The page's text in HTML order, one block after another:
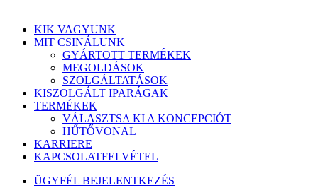
Menü
bezárása
KIK VAGYUNK
MIT CSINÁLUNK
GYÁRTOTT TERMÉKEK
MEGOLDÁSOK
SZOLGÁLTATÁSOK
KISZOLGÁLT IPARÁGAK
TERMÉKEK
VÁLASZTSA KI A KONCEPCIÓT
HŰTŐVONAL
KARRIERE
KAPCSOLATFELVÉTEL
ÜGYFÉL BEJELENTKEZÉS